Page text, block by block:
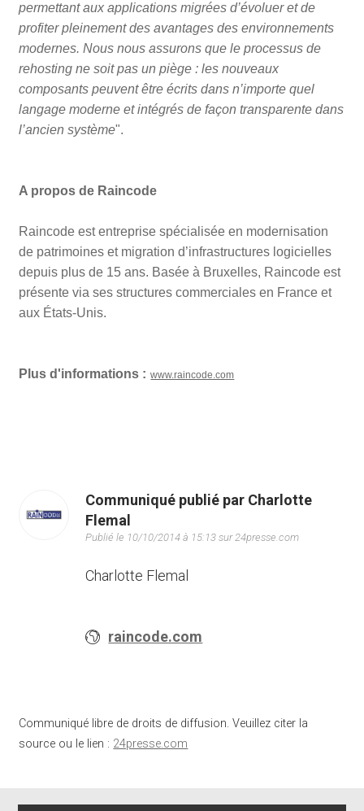
permettant aux applications migrées d’évoluer et de
profiter pleinement des avantages des environnements
modernes. Nous nous assurons que le processus de
rehosting ne soit pas un piège : les nouveaux
composants peuvent être écrits dans n’importe quel
langage moderne et intégrés de façon transparente dans
l’ancien système".
A propos de Raincode
Raincode est entreprise spécialisée en modernisation
de patrimoines et migration d’infrastructures logicielles
depuis plus de 15 ans. Basée à Bruxelles, Raincode est
présente via ses structures commerciales en France et
aux États-Unis.
Plus d'informations : www.raincode.com
Communiqué publié par Charlotte
Flemal
Publié le 10/10/2014 à 15:13 sur 24presse.com
Charlotte Flemal
raincode.com
Communiqué libre de droits de diffusion. Veuillez citer la
source ou le lien : 24presse.com